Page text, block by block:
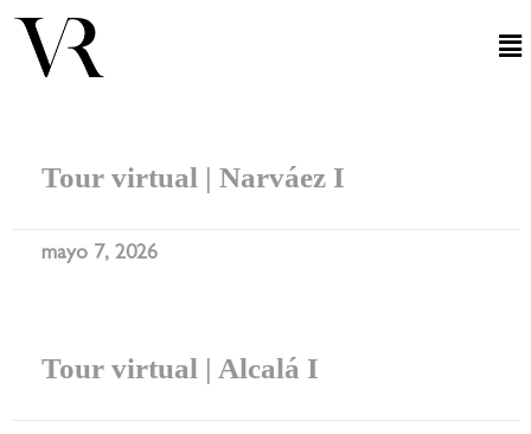
Tour virtual | Narváez I
mayo 7, 2026
Tour virtual | Alcalá I